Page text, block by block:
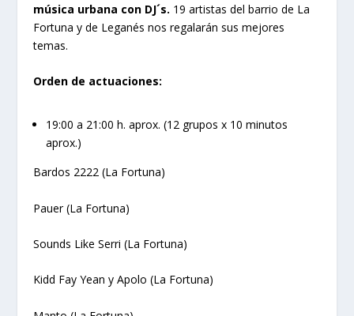
música urbana con DJ´s. 19 artistas del barrio de La
Fortuna y de Leganés nos regalarán sus mejores
temas.
Orden de actuaciones:
19:00 a 21:00 h. aprox. (12 grupos x 10 minutos
aprox.)
Bardos 2222 (La Fortuna)
Pauer (La Fortuna)
Sounds Like Serri (La Fortuna)
Kidd Fay Yean y Apolo (La Fortuna)